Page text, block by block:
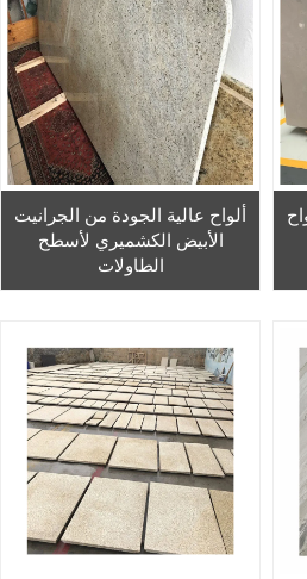
ألواح عالية الجودة من الجرانيت
الأبيض الكشميري لأسطح
الطاولات